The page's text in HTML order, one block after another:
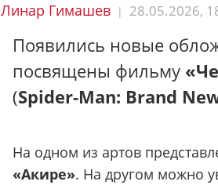
Линар Гимашев | 28.05.2026,
Появились новые
посвящены фильму
(Spider-Man: Brand
На одном из артов
«Акире». На другом можно